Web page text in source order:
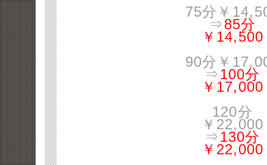
75分￥
⇒85分
￥14,500
90分￥
⇒100分
￥17,000
120分
￥22,000
⇒130分
￥22,000